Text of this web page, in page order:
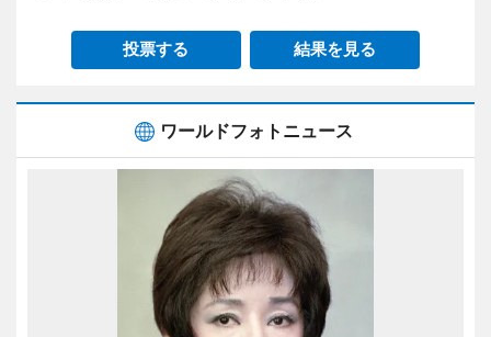
投票する 結果を見る
ワールドフォトニュース